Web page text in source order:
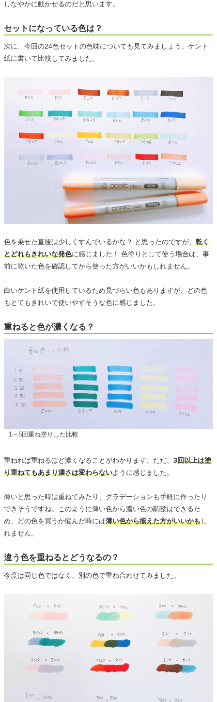
しなやかに動かせるのだと思います。
セットになっている色は？
次に、今回の24色セットの色味についても見てみましょう。ケント
紙に書いて比較してみました。
色を乗せた直後は少しくすんでいるかな？ と思ったのですが、 乾く
とどれもきれいな発色に感じました！ 色塗りとして使う場合は、事
前に乾いた色を確認してから使った方がいいかもしれません。
白いケント紙を使用しているため見づらい色もありますが、どの色
もとてもきれいで使いやすそうな色に感じました。
重ねると色が濃くなる？
1～5回重ね塗りした比較
重ねれば重ねるほど濃くなることがわかります。ただ、 3回以上は塗
り重ねてもあまり濃さは変わらないように感じました。
薄いと思った時は重ねてみたり、グラデーションも手軽に作ったり
できそうですね。このように薄い色から濃い色の調整はできるた
め、どの色を買うか悩んだ時には薄い色から揃えた方がいいかもし
れません。
違う色を重ねるとどうなるの？
今度は同じ色ではなく、別の色で重ね合わせてみました。